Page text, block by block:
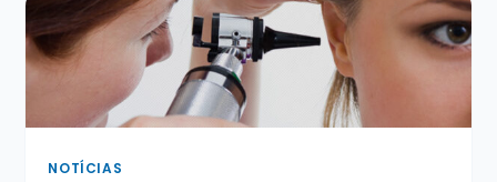
NOTÍCIAS